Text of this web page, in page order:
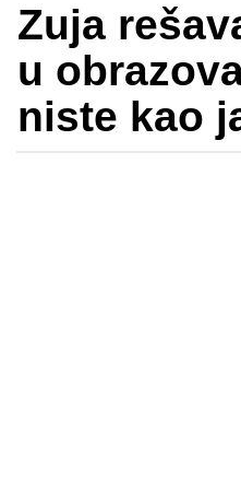
Zuja
u
niste kao